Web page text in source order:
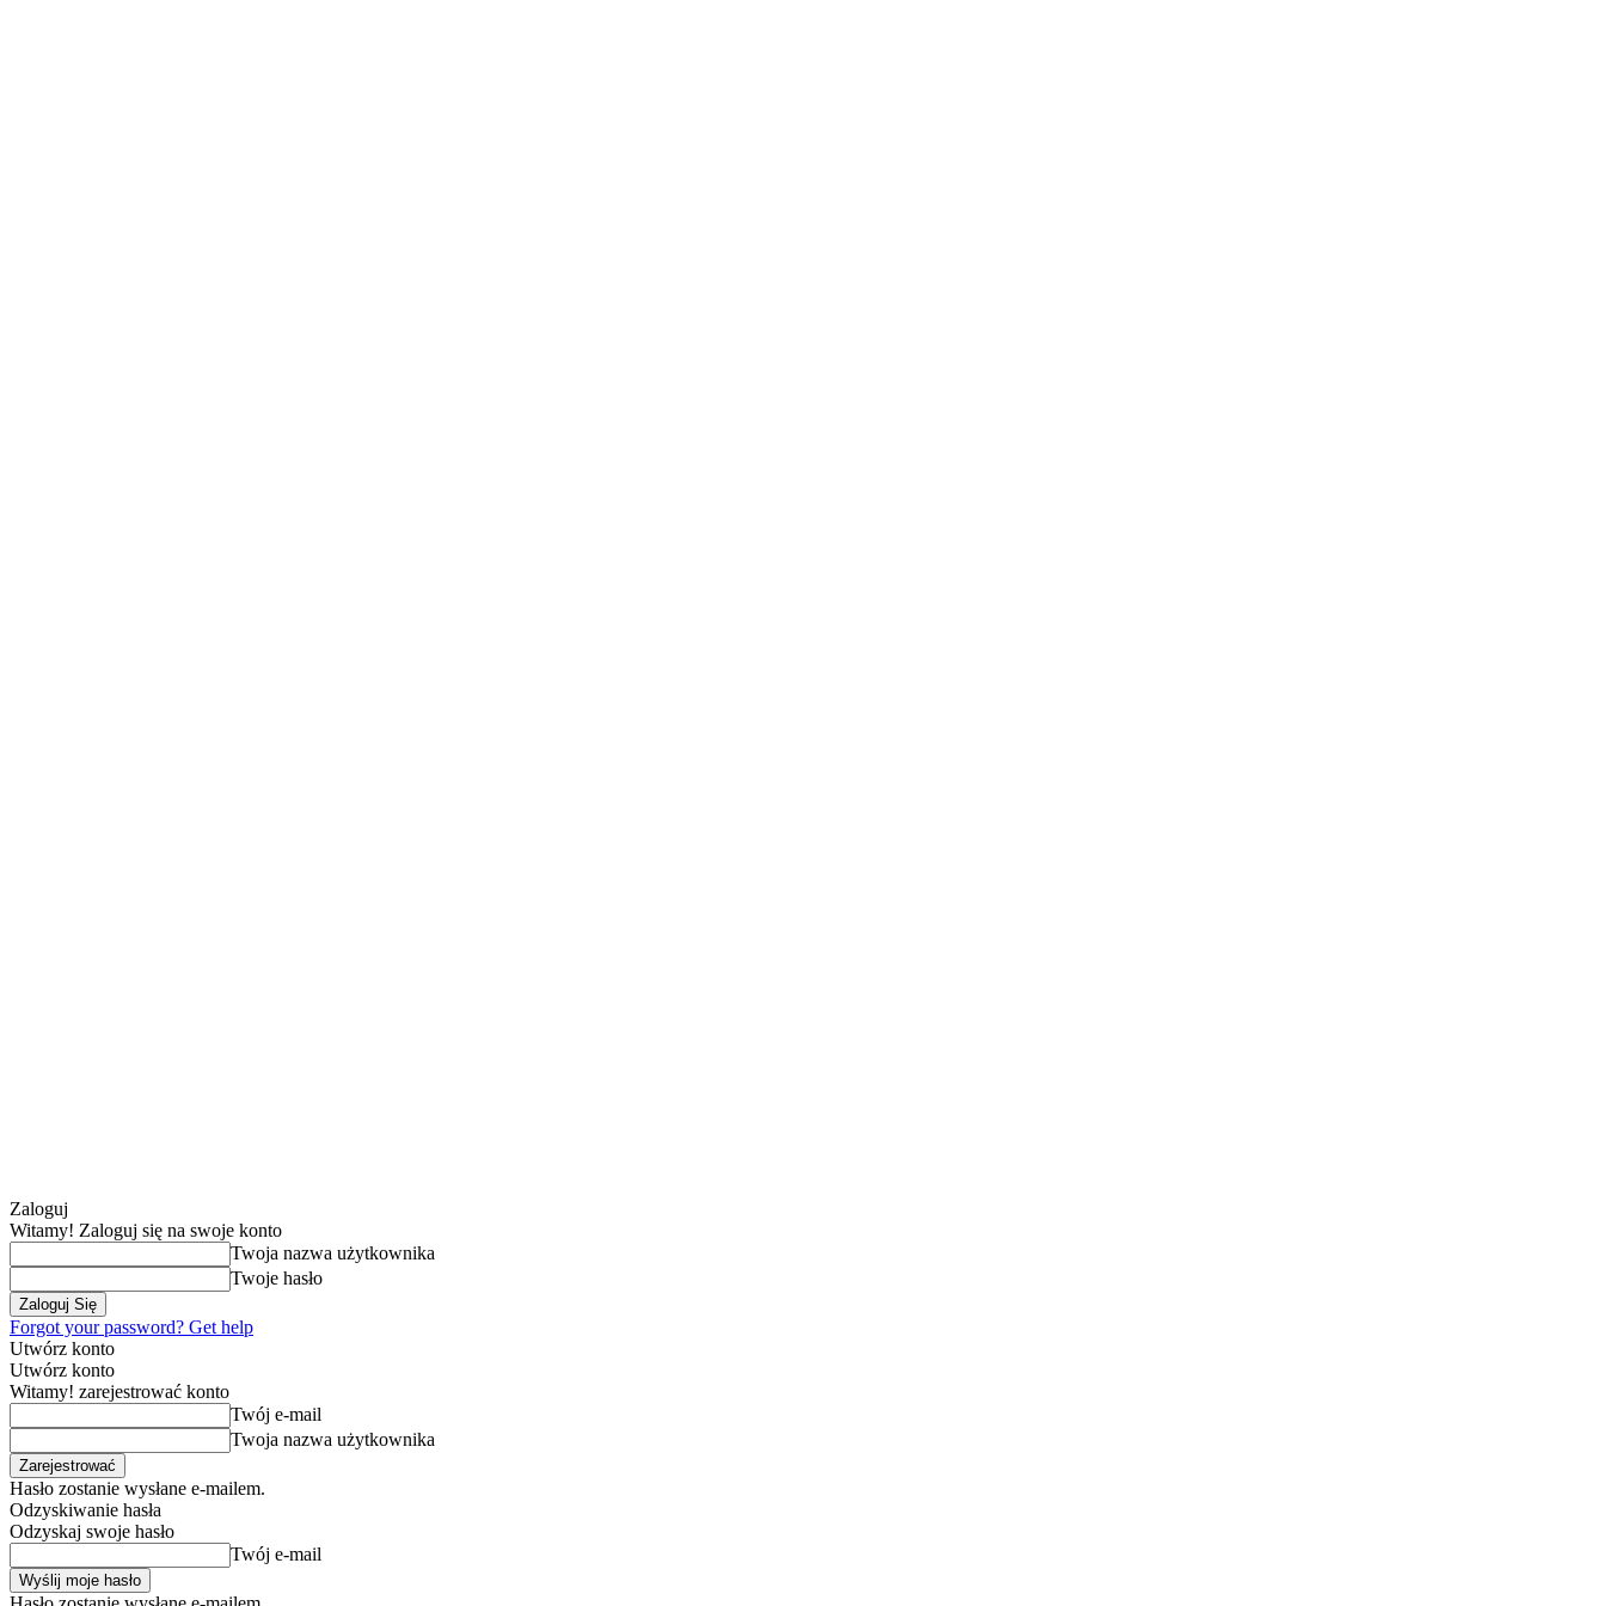
Zaloguj
Witamy! Zaloguj się na swoje konto
Twoja nazwa użytkownika
Twoje hasło
Forgot your password? Get help
Utwórz konto
Utwórz konto
Witamy! zarejestrować konto
Twój e-mail
Twoja nazwa użytkownika
Hasło zostanie wysłane e-mailem.
Odzyskiwanie hasła
Odzyskaj swoje hasło
Twój e-mail